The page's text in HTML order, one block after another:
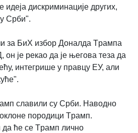
идеjа дискриминациjе других,
Срби".
за БиХ избор Доналда Tрампа
он jе рекао да jе његова теза да
интегрише у правцу EУ, али
славили су Срби. Наводно
породици Tрамп.
ће се Tрамп лично